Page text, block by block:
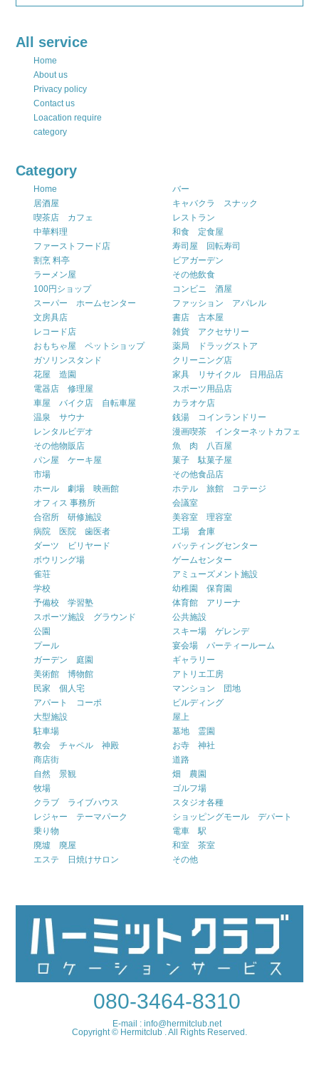
All service
Home
About us
Privacy policy
Contact us
Loacation require
category
Category
Home
バー
居酒屋
キャバクラ スナック
喫茶店 カフェ
レストラン
中華料理
和食 定食屋
ファーストフード店
寿司屋 回転寿司
割烹 料亭
ビアガーデン
ラーメン屋
その他飲食
100円ショップ
コンビニ 酒屋
スーパー ホームセンター
ファッション アパレル
文房具店
書店 古本屋
レコード店
雑貨 アクセサリー
おもちゃ屋 ペットショップ
薬局 ドラッグストア
ガソリンスタンド
クリーニング店
花屋 造園
家具 リサイクル 日用品店
電器店 修理屋
スポーツ用品店
車屋 バイク店 自転車屋
カラオケ店
温泉 サウナ
銭湯 コインランドリー
レンタルビデオ
漫画喫茶 インターネットカフェ
その他物販店
魚 肉 八百屋
パン屋 ケーキ屋
菓子 駄菓子屋
市場
その他食品店
ホール 劇場 映画館
ホテル 旅館 コテージ
オフィス 事務所
会議室
合宿所 研修施設
美容室 理容室
病院 医院 歯医者
工場 倉庫
ダーツ ビリヤード
バッティングセンター
ボウリング場
ゲームセンター
雀荘
アミューズメント施設
学校
幼稚園 保育園
予備校 学習塾
体育館 アリーナ
スポーツ施設 グラウンド
公共施設
公園
スキー場 ゲレンデ
プール
宴会場 パーティールーム
ガーデン 庭園
ギャラリー
美術館 博物館
アトリエ工房
民家 個人宅
マンション 団地
アパート コーポ
ビルディング
大型施設
屋上
駐車場
墓地 霊園
教会 チャペル 神殿
お寺 神社
商店街
道路
自然 景観
畑 農園
牧場
ゴルフ場
クラブ ライブハウス
スタジオ各種
レジャー テーマパーク
ショッピングモール デパート
乗り物
電車 駅
廃墟 廃屋
和室 茶室
エステ 日焼けサロン
その他
080-3464-8310
E-mail : info@hermitclub.net
Copyright © Hermitclub . All Rights Reserved.